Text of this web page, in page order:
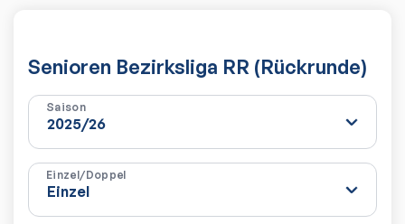
Senioren Bezirksliga RR (Rückrunde)
Saison
Einzel/Doppel